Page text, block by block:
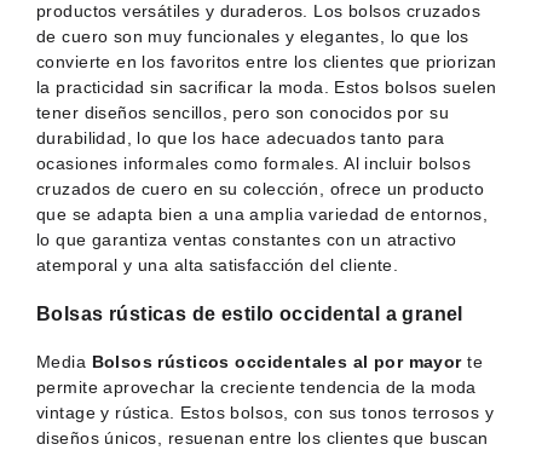
productos versátiles y duraderos. Los bolsos cruzados
de cuero son muy funcionales y elegantes, lo que los
convierte en los favoritos entre los clientes que priorizan
la practicidad sin sacrificar la moda. Estos bolsos suelen
tener diseños sencillos, pero son conocidos por su
durabilidad, lo que los hace adecuados tanto para
ocasiones informales como formales. Al incluir bolsos
cruzados de cuero en su colección, ofrece un producto
que se adapta bien a una amplia variedad de entornos,
lo que garantiza ventas constantes con un atractivo
atemporal y una alta satisfacción del cliente.
Bolsas rústicas de estilo occidental a granel
Media Bolsos rústicos occidentales al por mayorte
permite aprovechar la creciente tendencia de la moda
vintage y rústica. Estos bolsos, con sus tonos terrosos y
diseños únicos, resuenan entre los clientes que buscan